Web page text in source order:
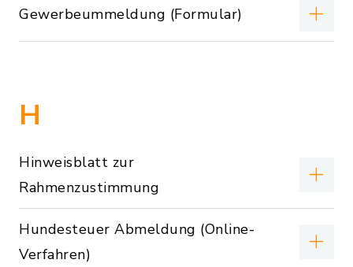
Gewerbeummeldung (Formular)
H
Hinweisblatt zur
Rahmenzustimmung
Hundesteuer Abmeldung (Online-
Verfahren)